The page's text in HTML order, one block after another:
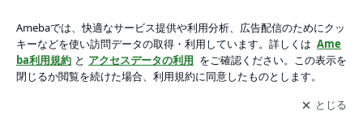
おすすめブログ
アプリをダウンロードして ブログの更新通知
を受け取りまし
ょう。
開く